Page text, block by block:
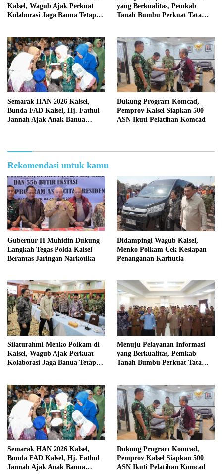
Kalsel, Wagub Ajak Perkuat
Kolaborasi Jaga Banua Tetap
yang Berkualitas, Pemkab
Tanah Bumbu Perkuat Tata
Semarak HAN 2026 Kalsel,
Bunda FAD Kalsel, Hj. Fathul
Jannah Ajak Anak Banua
Dukung Program Komcad,
Pemprov Kalsel Siapkan 500
ASN Ikuti Pelatihan Komcad
Rekomendasi untuk kamu
Gubernur H Muhidin Dukung
Langkah Tegas Polda Kalsel
Berantas Jaringan Narkotika
Didampingi Wagub Kalsel,
Menko Polkam Cek Kesiapan
Penanganan Karhutla
Silaturahmi Menko Polkam di
Kalsel, Wagub Ajak Perkuat
Kolaborasi Jaga Banua Tetap
Menuju Pelayanan Informasi
yang Berkualitas, Pemkab
Tanah Bumbu Perkuat Tata
Semarak HAN 2026 Kalsel,
Bunda FAD Kalsel, Hj. Fathul
Jannah Ajak Anak Banua
Dukung Program Komcad,
Pemprov Kalsel Siapkan 500
ASN Ikuti Pelatihan Komcad